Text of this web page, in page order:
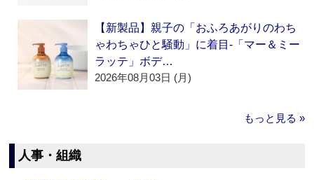
【新製品】親子の「おふろあがりのわち
ゃわちゃひと騒動」に着目‐「マー＆ミー
ラッテ」ボデ…
2026年08月03日 (月)
もっと見る »
人事・組織